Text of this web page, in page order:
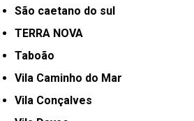
São caetano do sul
TERRA NOVA
Taboão
Vila Caminho do Mar
Vila Conçalves